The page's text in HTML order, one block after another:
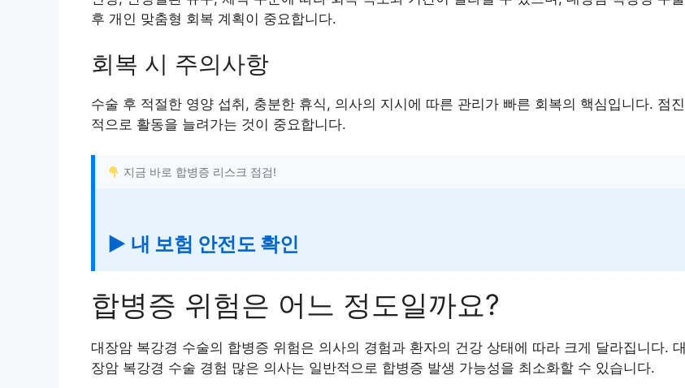
후 개인 맞춤형 회복 계획이 중요합니다.
회복 시 주의사항
수술 후 적절한 영양 섭취, 충분한 휴식, 의사의 지시에 따른 관리가 빠른 회복의 핵심입니다. 점진
적으로 활동을 늘려가는 것이 중요합니다.
지금 바로 합병증 리스크 점검!
▶ 내 보험 안전도 확인
합병증 위험은 어느 정도일까요?
대장암 복강경 수술의 합병증 위험은 의사의 경험과 환자의 건강 상태에 따라 크게 달라집니다. 대
장암 복강경 수술 경험 많은 의사는 일반적으로 합병증 발생 가능성을 최소화할 수 있습니다.